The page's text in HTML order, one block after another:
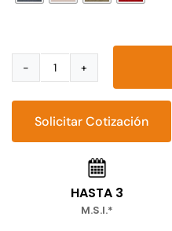
Love
Lounge
Vintage
cantidad
Solicitar Cotización
HASTA 3
M.S.I.*